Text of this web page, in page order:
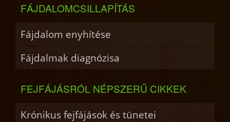
FÁJDALOMCSILLAPÍTÁS
Fájdalom enyhítése
Fájdalmak diagnózisa
FEJFÁJÁSRÓL NÉPSZERŰ CIKKEK
Krónikus fejfájások és tünetei